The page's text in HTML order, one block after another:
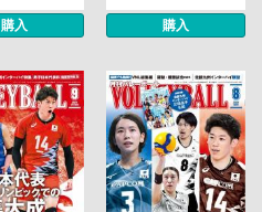
購入 購入